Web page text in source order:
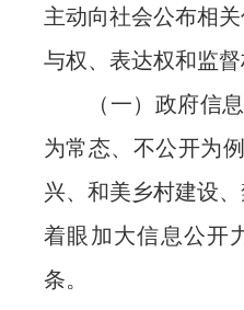
主动向社会公布相
与权、表达权和监督
（一）政府信
为常态、不公开为
兴、和美乡村建设
着眼加大信息公开
条。